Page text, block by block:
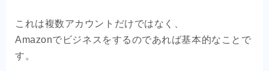
これは複数アカウントだけではなく、
Amazonでビジネスをするのであれば基本的なことで
す。